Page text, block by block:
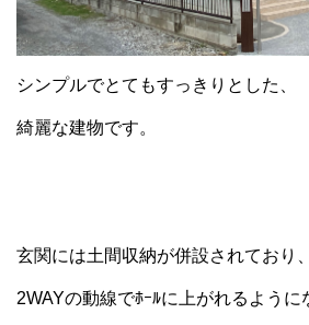
シンプルでとてもすっきりとした、
綺麗な建物です。
玄関には土間収納が併設されており、
2WAYの動線でﾎｰﾙに上がれるように